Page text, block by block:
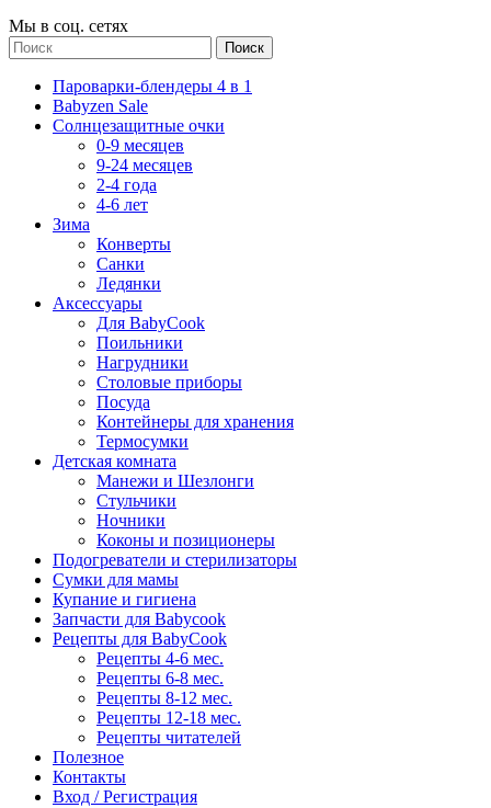
Мы в соц. сетях
Поиск
Пароварки-блендеры 4 в 1
Babyzen Sale
Солнцезащитные очки
0-9 месяцев
9-24 месяцев
2-4 года
4-6 лет
Зима
Конверты
Санки
Ледянки
Аксессуары
Для BabyCook
Поильники
Нагрудники
Столовые приборы
Посуда
Контейнеры для хранения
Термосумки
Детская комната
Манежи и Шезлонги
Стульчики
Ночники
Коконы и позиционеры
Подогреватели и стерилизаторы
Сумки для мамы
Купание и гигиена
Запчасти для Babycook
Рецепты для BabyCook
Рецепты 4-6 мес.
Рецепты 6-8 мес.
Рецепты 8-12 мес.
Рецепты 12-18 мес.
Рецепты читателей
Полезное
Контакты
Вход / Регистрация